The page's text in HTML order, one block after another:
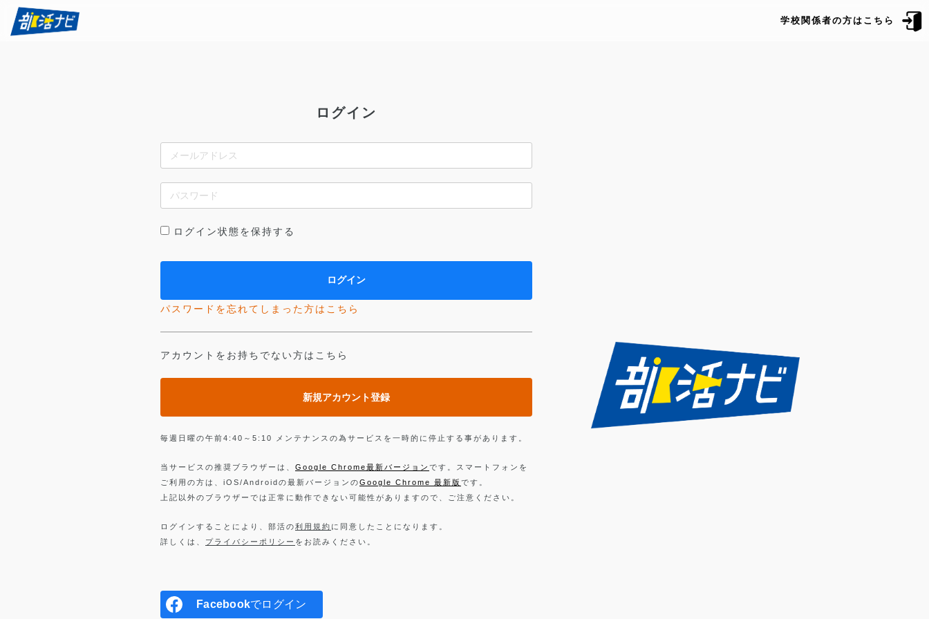
学校関係者の方はこちら
ログイン
ログイン状態を保持する
パスワードを忘れてしまった方はこちら
アカウントをお持ちでない方はこちら
新規アカウント登録
毎週日曜の午前4:40～5:10 メンテナンスの為サービスを一時的に停止する事があります。
当サービスの推奨ブラウザーは、 Google Chrome最新バージョン です。スマートフォンを
ご利用の方は、iOS/Androidの最新バージョンのGoogle Chrome 最新版 です。
上記以外のブラウザーでは正常に動作できない可能性がありますので、ご注意ください。
ログインすることにより、部活の利用規約 に同意したことになります。
詳しくは、 プライバシーポリシー をお読みください。
Facebookでログイン